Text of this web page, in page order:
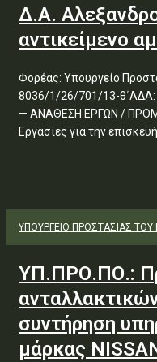
Δ.Α.
αντικείμενο
Φορέας: Υπουργείο
8036/1/26/701/13-
— ΑΝΑΘΕΣΗ ΕΡΓΩΝ /
Εργασίες για την
ΥΠΟΥΡΓΕΊΟ ΠΡΟΣΤΑΣΊΑΣ ΤΟΥ
ΥΠ.ΠΡΟ.ΠΟ.:
συντήρηση
μάρκας